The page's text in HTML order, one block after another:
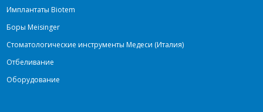
Имплантаты Biotem
Боры Meisinger
Стоматологические инструменты Медеси (Италия)
Отбеливание
Оборудование